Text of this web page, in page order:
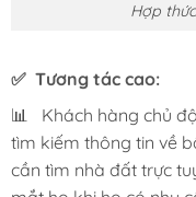
Hợp
✅ Tương tác cao:
📊 Khách hàng chủ
tìm kiếm thông tin về
cần tìm nhà đất trực